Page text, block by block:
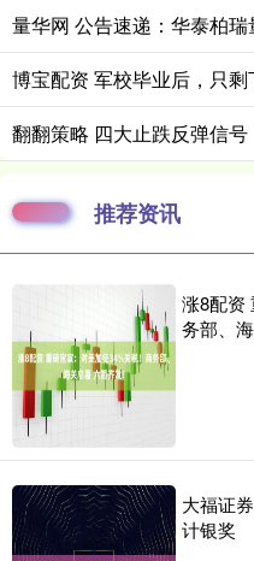
翻翻策略 四大止跌反弹信号
推荐资讯
涨8配资
务部、
大福证
计银奖